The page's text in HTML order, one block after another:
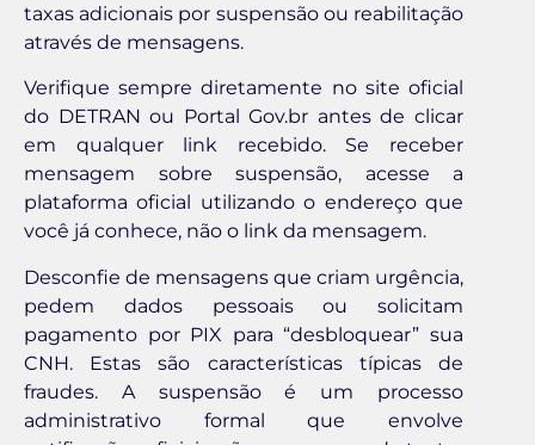
taxas adicionais por suspensão ou reabilitação
através de mensagens.
Verifique sempre diretamente no site oficial
do DETRAN ou Portal Gov.br antes de clicar
em qualquer link recebido. Se receber
mensagem sobre suspensão, acesse a
plataforma oficial utilizando o endereço que
você já conhece, não o link da mensagem.
Desconfie de mensagens que criam urgência,
pedem dados pessoais ou solicitam
pagamento por PIX para “desbloquear” sua
CNH. Estas são características típicas de
fraudes. A suspensão é um processo
administrativo formal que envolve